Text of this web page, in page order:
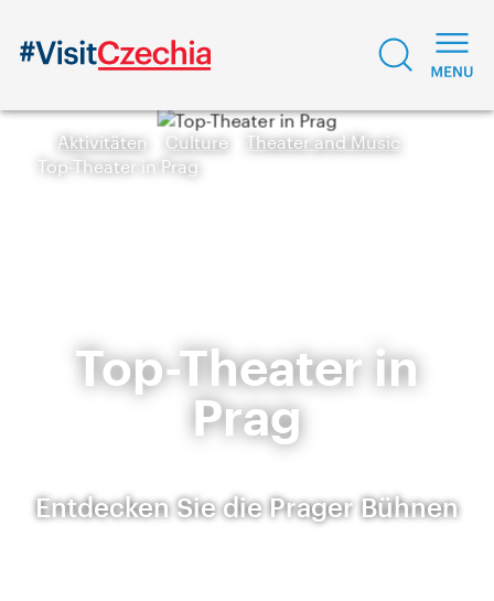
Aktivitäten Culture
Theater and Music
Top-Theater in Prag
Top-Theater in
Prag
Entdecken Sie die Prager Bühnen